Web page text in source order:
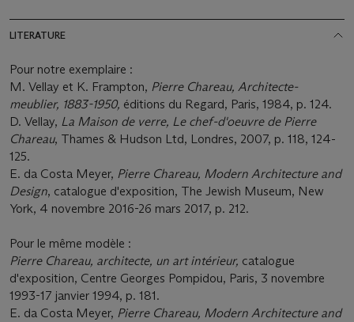
LITERATURE
Pour notre exemplaire :
M. Vellay et K. Frampton, Pierre Chareau, Architecte-
meublier, 1883-1950, éditions du Regard, Paris, 1984, p. 124.
D. Vellay, La Maison de verre, Le chef-d'oeuvre de Pierre
Chareau, Thames & Hudson Ltd, Londres, 2007, p. 118, 124-
125.
E. da Costa Meyer, Pierre Chareau, Modern Architecture and
Design, catalogue d'exposition, The Jewish Museum, New
York, 4 novembre 2016-26 mars 2017, p. 212.
Pour le même modèle :
Pierre Chareau, architecte, un art intérieur, catalogue
d'exposition, Centre Georges Pompidou, Paris, 3 novembre
1993-17 janvier 1994, p. 181.
E. da Costa Meyer, Pierre Chareau, Modern Architecture and